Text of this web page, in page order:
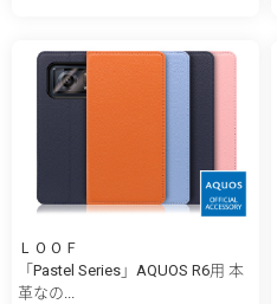
ＬＯＯＦ
「Pastel Series」AQUOS R6用 本
革なの...